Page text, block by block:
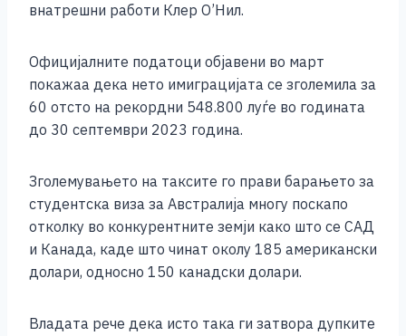
внатрешни работи Клер О’Нил.
Официјалните податоци објавени во март
покажаа дека нето имиграцијата се зголемила за
60 отсто на рекордни 548.800 луѓе во годината
до 30 септември 2023 година.
Зголемувањето на таксите го прави барањето за
студентска виза за Австралија многу поскапо
отколку во конкурентните земји како што се САД
и Канада, каде што чинат околу 185 американски
долари, односно 150 канадски долари.
Владата рече дека исто така ги затвора дупките